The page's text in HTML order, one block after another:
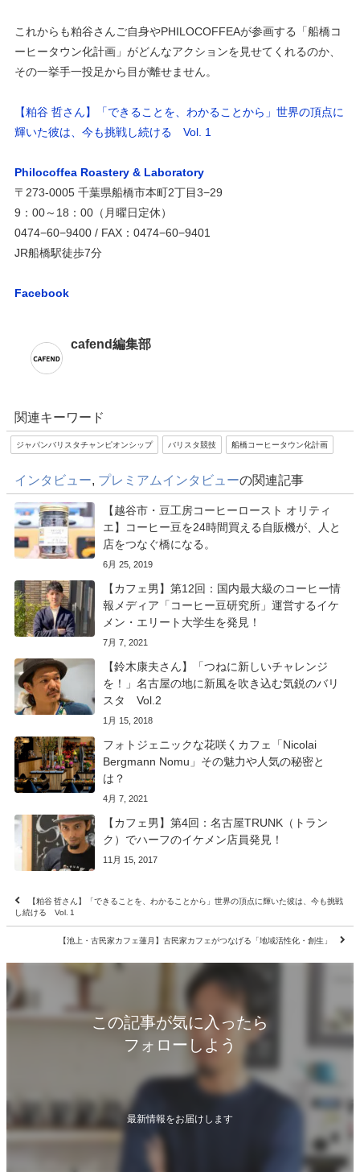
これからも粕谷さんご自身やPHILOCOFFEAが参画する「船橋コ
ーヒータウン化計画」がどんなアクションを見せてくれるのか、
その一挙手一投足から目が離せません。
【粕谷 哲さん】「できることを、わかることから」世界の頂点に
輝いた彼は、今も挑戦し続ける Vol. 1
Philocoffea Roastery & Laboratory
〒273-0005 千葉県船橋市本町2丁目3−29
9：00～18：00（月曜日定休）
0474−60−9400 / FAX：0474−60−9401
JR船橋駅徒歩7分
Facebook
cafend編集部
関連キーワード
ジャパンバリスタチャンピオンシップ バリスタ競技 船橋コーヒータウン化計画
インタビュー プレミアムインタビューの関連記事
【越谷市・豆工房コーヒーロースト オリティ
エ】コーヒー豆を24時間買える自販機が、人と
店をつなぐ橋になる。
6月 25, 2019
【カフェ男】第12回：国内最大級のコーヒー情
報メディア「コーヒー豆研究所」運営するイケ
メン・エリート大学生を発見！
7月 7, 2021
【鈴木康夫さん】「つねに新しいチャレンジ
を！」名古屋の地に新風を吹き込む気鋭のバリ
スタ Vol.2
1月 15, 2018
フォトジェニックな花咲くカフェ「Nicolai
Bergmann Nomu」その魅力や人気の秘密と
は？
4月 7, 2021
【カフェ男】第4回：名古屋TRUNK（トラン
ク）でハーフのイケメン店員発見！
11月 15, 2017
【粕谷 哲さん】「できることを、わかることから」世界の頂点に輝いた彼は、今も挑戦
し続ける Vol. 1
【池上・古民家カフェ蓮月】古民家カフェがつなげる「地域活性化・創生」
この記事が気に入ったら
フォローしよう
最新情報をお届けします